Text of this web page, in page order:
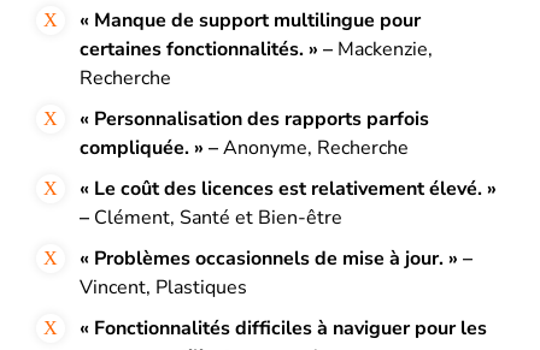
« Manque de support multilingue pour
certaines fonctionnalités. » – Mackenzie,
Recherche
« Personnalisation des rapports parfois
compliquée. » –Anonyme, Recherche
« Le coût des licences est relativement élevé. »
– Clément, Santé et Bien-être
« Problèmes occasionnels de mise à jour. » –
Vincent, Plastiques
« Fonctionnalités difficiles à naviguer pour les